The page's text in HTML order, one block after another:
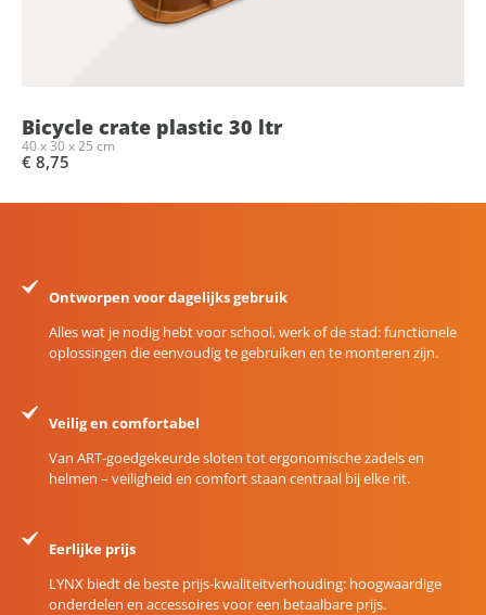
Bicycle crate plastic 30 ltr
40 x 30 x 25 cm
€ 8,75
Ontworpen voor dagelijks gebruik
Alles wat je nodig hebt voor school, werk of de stad: functionele
oplossingen die eenvoudig te gebruiken en te monteren zijn.
Veilig en comfortabel
Van ART-goedgekeurde sloten tot ergonomische zadels en
helmen – veiligheid en comfort staan centraal bij elke rit.
Eerlijke prijs
LYNX biedt de beste prijs-kwaliteitverhouding: hoogwaardige
onderdelen en accessoires voor een betaalbare prijs.